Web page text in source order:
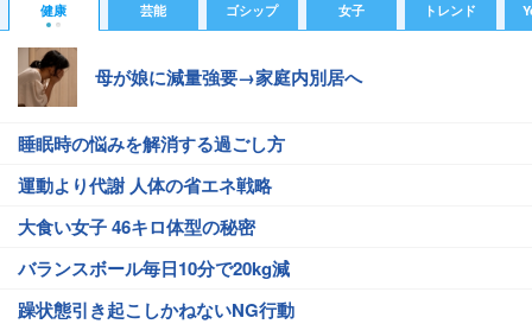
健康 芸能 ゴシップ 女子 トレンド
母が娘に減量強要→家庭内別居へ
睡眠時の悩みを解消する過ごし方
運動より代謝 人体の省エネ戦略
大食い女子 46キロ体型の秘密
バランスボール毎日10分で20kg減
躁状態引き起こしかねないNG行動